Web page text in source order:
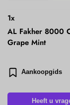
1x
AL Fakher 8000
Grape Mint
Aankoopgids
Heeft u